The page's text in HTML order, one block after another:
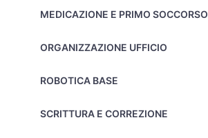
MEDICAZIONE E PRIMO SOCCORSO
ORGANIZZAZIONE UFFICIO
ROBOTICA BASE
SCRITTURA E CORREZIONE